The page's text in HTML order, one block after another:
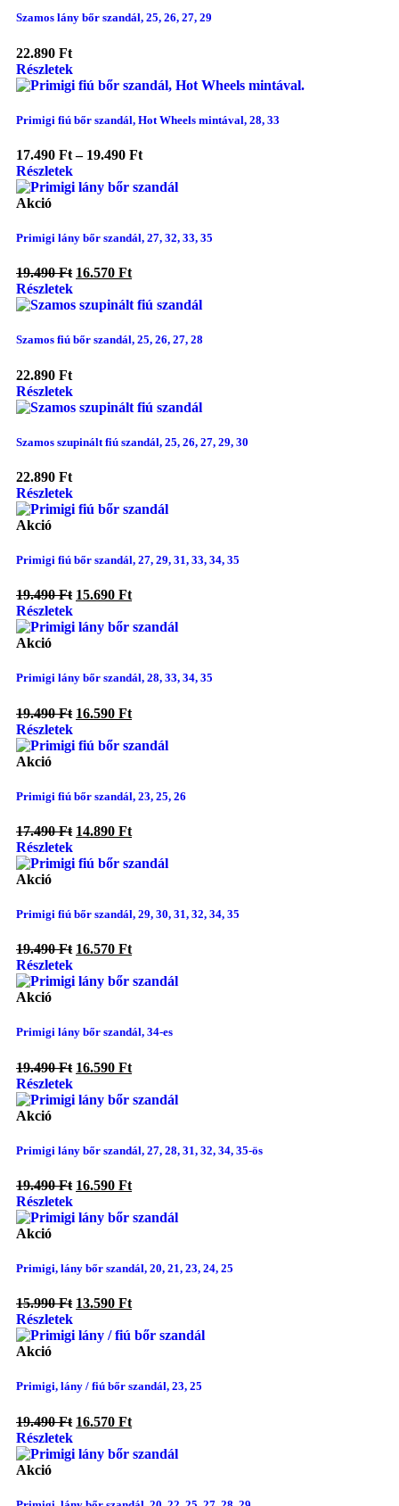
Szamos lány bőr szandál, 25, 26, 27, 29
22.890 Ft
Részletek
Primigi fiú bőr szandál, Hot Wheels mintával, 28, 33
17.490 Ft – 19.490 Ft
Részletek
Akció
Primigi lány bőr szandál, 27, 32, 33, 35
19.490Ft 16.570 Ft
Részletek
Szamos fiú bőr szandál, 25, 26, 27, 28
22.890 Ft
Részletek
Szamos szupinált fiú szandál, 25, 26, 27, 29, 30
22.890 Ft
Részletek
Akció
Primigi fiú bőr szandál, 27, 29, 31, 33, 34, 35
19.490Ft 15.690 Ft
Részletek
Akció
Primigi lány bőr szandál, 28, 33, 34, 35
19.490Ft 16.590 Ft
Részletek
Akció
Primigi fiú bőr szandál, 23, 25, 26
17.490Ft 14.890 Ft
Részletek
Akció
Primigi fiú bőr szandál, 29, 30, 31, 32, 34, 35
19.490Ft 16.570 Ft
Részletek
Akció
Primigi lány bőr szandál, 34-es
19.490Ft 16.590 Ft
Részletek
Akció
Primigi lány bőr szandál, 27, 28, 31, 32, 34, 35-ös
19.490Ft 16.590 Ft
Részletek
Akció
Primigi, lány bőr szandál, 20, 21, 23, 24, 25
15.990Ft 13.590 Ft
Részletek
Akció
Primigi, lány / fiú bőr szandál, 23, 25
19.490Ft 16.570 Ft
Részletek
Akció